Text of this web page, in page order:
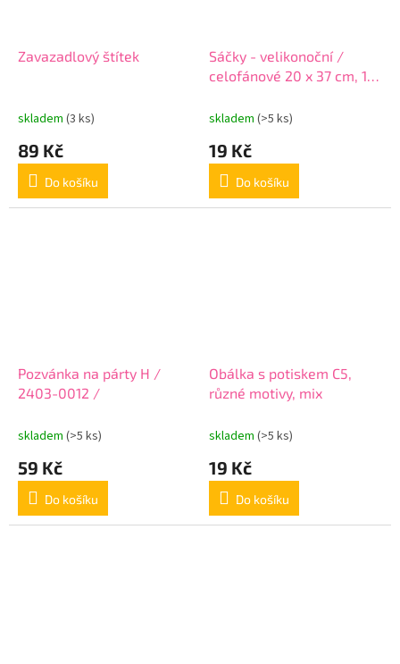
Zavazadlový štítek
skladem (3 ks)
89 Kč
Do košíku
Sáčky - velikonoční /
celofánové 20 x 37 cm, 1
skladem (>5 ks)
19 Kč
Do košíku
Pozvánka na párty H /
2403-0012 /
skladem (>5 ks)
59 Kč
Do košíku
Obálka s potiskem C5,
různé motivy, mix
skladem (>5 ks)
19 Kč
Do košíku